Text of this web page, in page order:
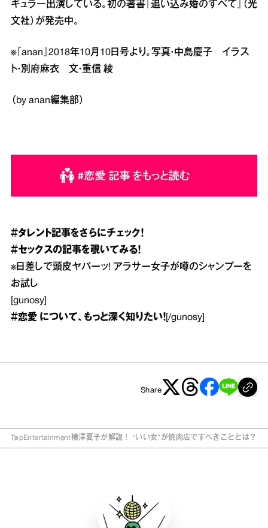
ギュラー出演している。初の著書『追い込み婚のすべて』（光
文社）が発売中。
※『anan』2018年10月10日号より。写真・中島慶子 イラス
ト・別府麻衣 文・重信 綾
（by anan編集部）
＃タレント記事をさらにチェック！
＃セックスの記事を覗いてみる！
※日差しで頭皮ヤバーッ! アラサー女子が噂のシャンプーを
お試し
[gunosy]
＃恋愛 について、もっと深く知りたい！ [/gunosy]
Share
TopEntertainment横澤夏子が解説！ “いい女”が焼肉店ですべきこととは？